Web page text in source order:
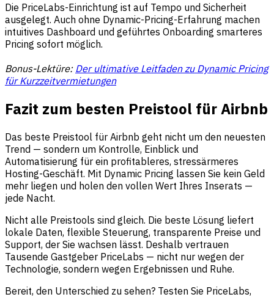
Die PriceLabs-Einrichtung ist auf Tempo und Sicherheit
ausgelegt. Auch ohne Dynamic-Pricing-Erfahrung machen
intuitives Dashboard und geführtes Onboarding smarteres
Pricing sofort möglich.
Bonus-Lektüre: Der ultimative Leitfaden zu Dynamic Pricing
für Kurzzeitvermietungen
Fazit zum besten Preistool für Airbnb
Das beste Preistool für Airbnb geht nicht um den neuesten
Trend — sondern um Kontrolle, Einblick und
Automatisierung für ein profitableres, stressärmeres
Hosting-Geschäft. Mit Dynamic Pricing lassen Sie kein Geld
mehr liegen und holen den vollen Wert Ihres Inserats —
jede Nacht.
Nicht alle Preistools sind gleich. Die beste Lösung liefert
lokale Daten, flexible Steuerung, transparente Preise und
Support, der Sie wachsen lässt. Deshalb vertrauen
Tausende Gastgeber PriceLabs — nicht nur wegen der
Technologie, sondern wegen Ergebnissen und Ruhe.
Bereit, den Unterschied zu sehen? Testen Sie PriceLabs,